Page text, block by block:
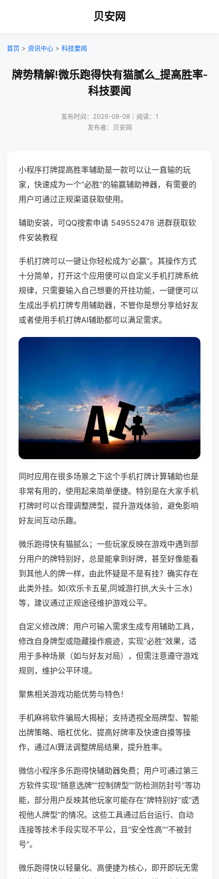
贝安网
首页 > 资讯中心 > 科技要闻
牌势精解!微乐跑得快有猫腻么_提高胜率-
科技要闻
发布时间：2026-08-08｜阅读：1
发布者：贝安网
小程序打牌提高胜率辅助是一款可以让一直输的玩
家，快速成为一个“必胜”的输赢辅助神器，有需要的
用户可通过正规渠道获取使用。
辅助安装，可QQ搜索申请 549552478 进群获取软
件安装教程
手机打牌可以一键让你轻松成为“必赢”。其操作方式
十分简单，打开这个应用便可以自定义手机打牌系统
规律，只需要输入自己想要的开挂功能，一键便可以
生成出手机打牌专用辅助器，不管你是想分享给好友
或者使用手机打牌AI辅助都可以满足需求。
同时应用在很多场景之下这个手机打牌计算辅助也是
非常有用的，使用起来简单便捷。特别是在大家手机
打牌时可以合理调整牌型，提升游戏体验，避免影响
好友间互动乐趣。
微乐跑得快有猫腻么；一些玩家反映在游戏中遇到部
分用户的牌特别好，总是能拿到好牌，甚至好像能看
到其他人的牌一样，由此怀疑是不是有挂？确实存在
此类外挂。如(欢乐卡五星,同城游打拱,大头十三水)
等，建议通过正规途径维护游戏公平。
自定义修改牌：用户可输入需求生成专用辅助工具，
修改自身牌型或隐藏操作痕迹，实现“必胜”效果，适
用于多种场景（如与好友对局），但需注意遵守游戏
规则，维护公平环境。
聚焦相关游戏功能优势与特色！
手机麻将软件骗局大揭秘；支持透视全局牌型、智能
出牌策略、暗杠优化、提高好牌率及快速自摸等操
作，通过AI算法调整牌局结果，提升胜率。
微信小程序多乐跑得快辅助器免费；用户可通过第三
方软件实现“随意选牌”“控制牌型”“防检测防封号”等功
能，部分用户反映其他玩家可能存在“牌特别好”或“透
视他人牌型”的情况。这些工具通过后台运行、自动
连接等技术手段实现不平公，且“安全性高”“不被封
号”。
微乐跑得快以轻量化、高便捷为核心，即开即玩无需